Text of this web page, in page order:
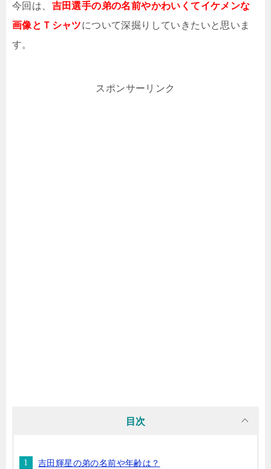
今回は、 吉田選手の弟の名前やかわいくてイケメンな
画像とＴシャツについて深掘りしていきたいと思いま
す。
スポンサーリンク
目次
吉田輝星の弟の名前や年齢は？